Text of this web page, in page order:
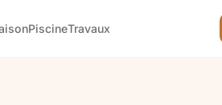
PiscineTravaux